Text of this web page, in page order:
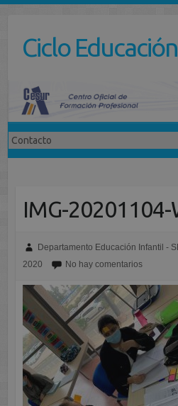
contenidoCiclo
IMG-
Departamento Educación Infantil -
2020
No hay comentarios